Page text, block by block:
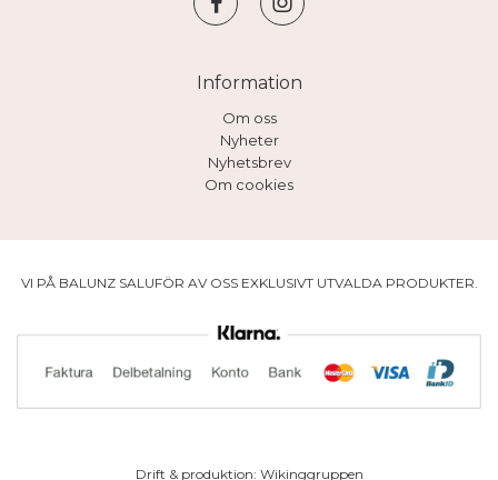
Information
Om oss
Nyheter
Nyhetsbrev
Om cookies
VI PÅ BALUNZ SALUFÖR AV OSS EXKLUSIVT UTVALDA PRODUKTER.
Drift & produktion: Wikinggruppen